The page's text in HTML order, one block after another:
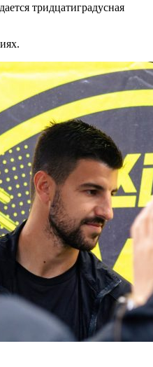
тридцатиградусная